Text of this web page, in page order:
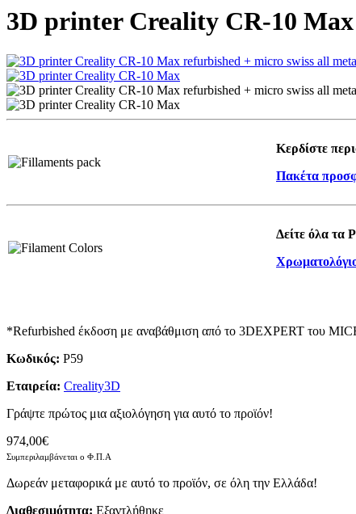
3D printer Creality CR-10
Κερδίστε
Πακέτα
Δείτε όλα τα
*Refurbished έκδοση με αναβάθμιση από το 3DEXPERT του
Κωδικός: P59
Εταιρεία: Creality3D
Γράψτε πρώτος μια αξιολόγηση για αυτό το προϊόν!
974,00€
Συμπεριλαμβάνεται ο Φ.Π.Α
Δωρεάν μεταφορικά με αυτό το προϊόν, σε όλη την Ελλάδα!
Διαθεσιμότητα: Eξαντλήθηκε